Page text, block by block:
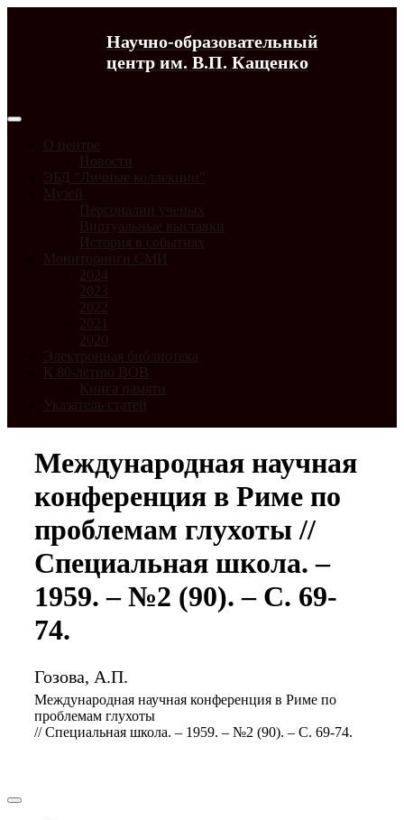
Научно-образовательный
центр им. В.П. Кащенко
О центре
Новости
ЭБД "Личные коллекции"
Музей
Персоналии ученых
Виртуальные выставки
История в событиях
Мониторинги СМИ
2024
2023
2022
2021
2020
Электронная библиотека
К 80-летию ВОВ
Книга памяти
Указатель статей
Международная научная
конференция в Риме по
проблемам глухоты //
Специальная школа. –
1959. – №2 (90). – С. 69-
74.
Гозова, А.П.
Международная научная конференция в Риме по
проблемам глухоты
// Специальная школа. – 1959. – №2 (90). – С. 69-74.